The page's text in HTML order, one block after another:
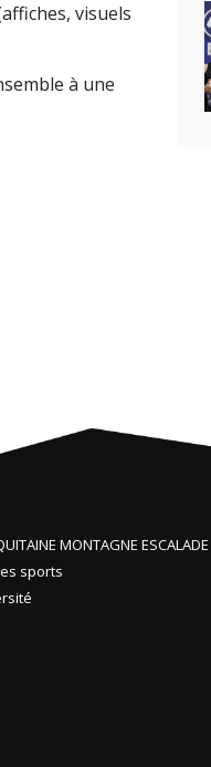
visuels
à une
MONTAGNE ESCALADE
sports